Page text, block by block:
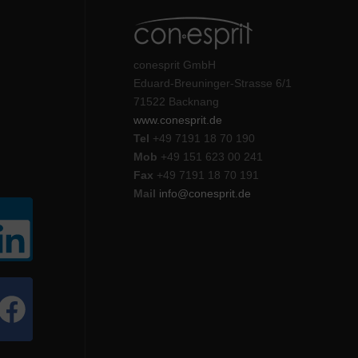
conesprit GmbH
Eduard-Breuninger-Strasse 6/1
71522 Backnang
www.conesprit.de
Tel +49 7191 18 70 190
Mob +49 151 623 00 241
Fax +49 7191 18 70 191
Mail info@conesprit.de